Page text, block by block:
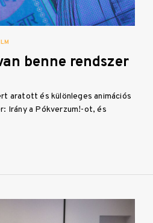
benne rendszer
aratott és különleges animációs
Irány a Pókverzum!-ot, és